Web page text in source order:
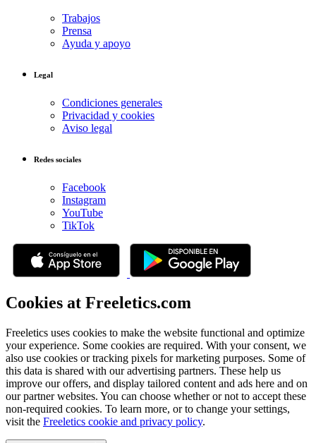
Trabajos
Prensa
Ayuda y apoyo
Legal
Condiciones generales
Privacidad y cookies
Aviso legal
Redes sociales
Facebook
Instagram
YouTube
TikTok
Cookies at Freeletics.com
Freeletics uses cookies to make the website functional and optimize
your experience. Some cookies are required. With your consent, we
also use cookies or tracking pixels for marketing purposes. Some of
this data is shared with our advertising partners. These help us
improve our offers, and display tailored content and ads here and on
our partner websites. You can choose whether or not to accept these
non-required cookies. To learn more, or to change your settings,
visit the Freeletics cookie and privacy policy.